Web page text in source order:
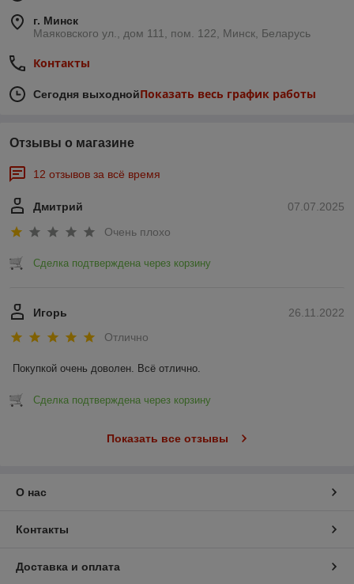
г. Минск
Маяковского ул., дом 111, пом. 122, Минск, Беларусь
Контакты
Сегодня выходнойПоказать весь график работы
Отзывы о магазине
12 отзывов за всё время
07.07.2025
Дмитрий
Очень плохо
Сделка подтверждена через корзину
26.11.2022
Игорь
Отлично
Покупкой очень доволен. Всё отлично.
Сделка подтверждена через корзину
Показать все отзывы
О нас
Контакты
Доставка и оплата